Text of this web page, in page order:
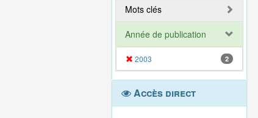
Mots clés
Année de publication
2003 2
Accès direct